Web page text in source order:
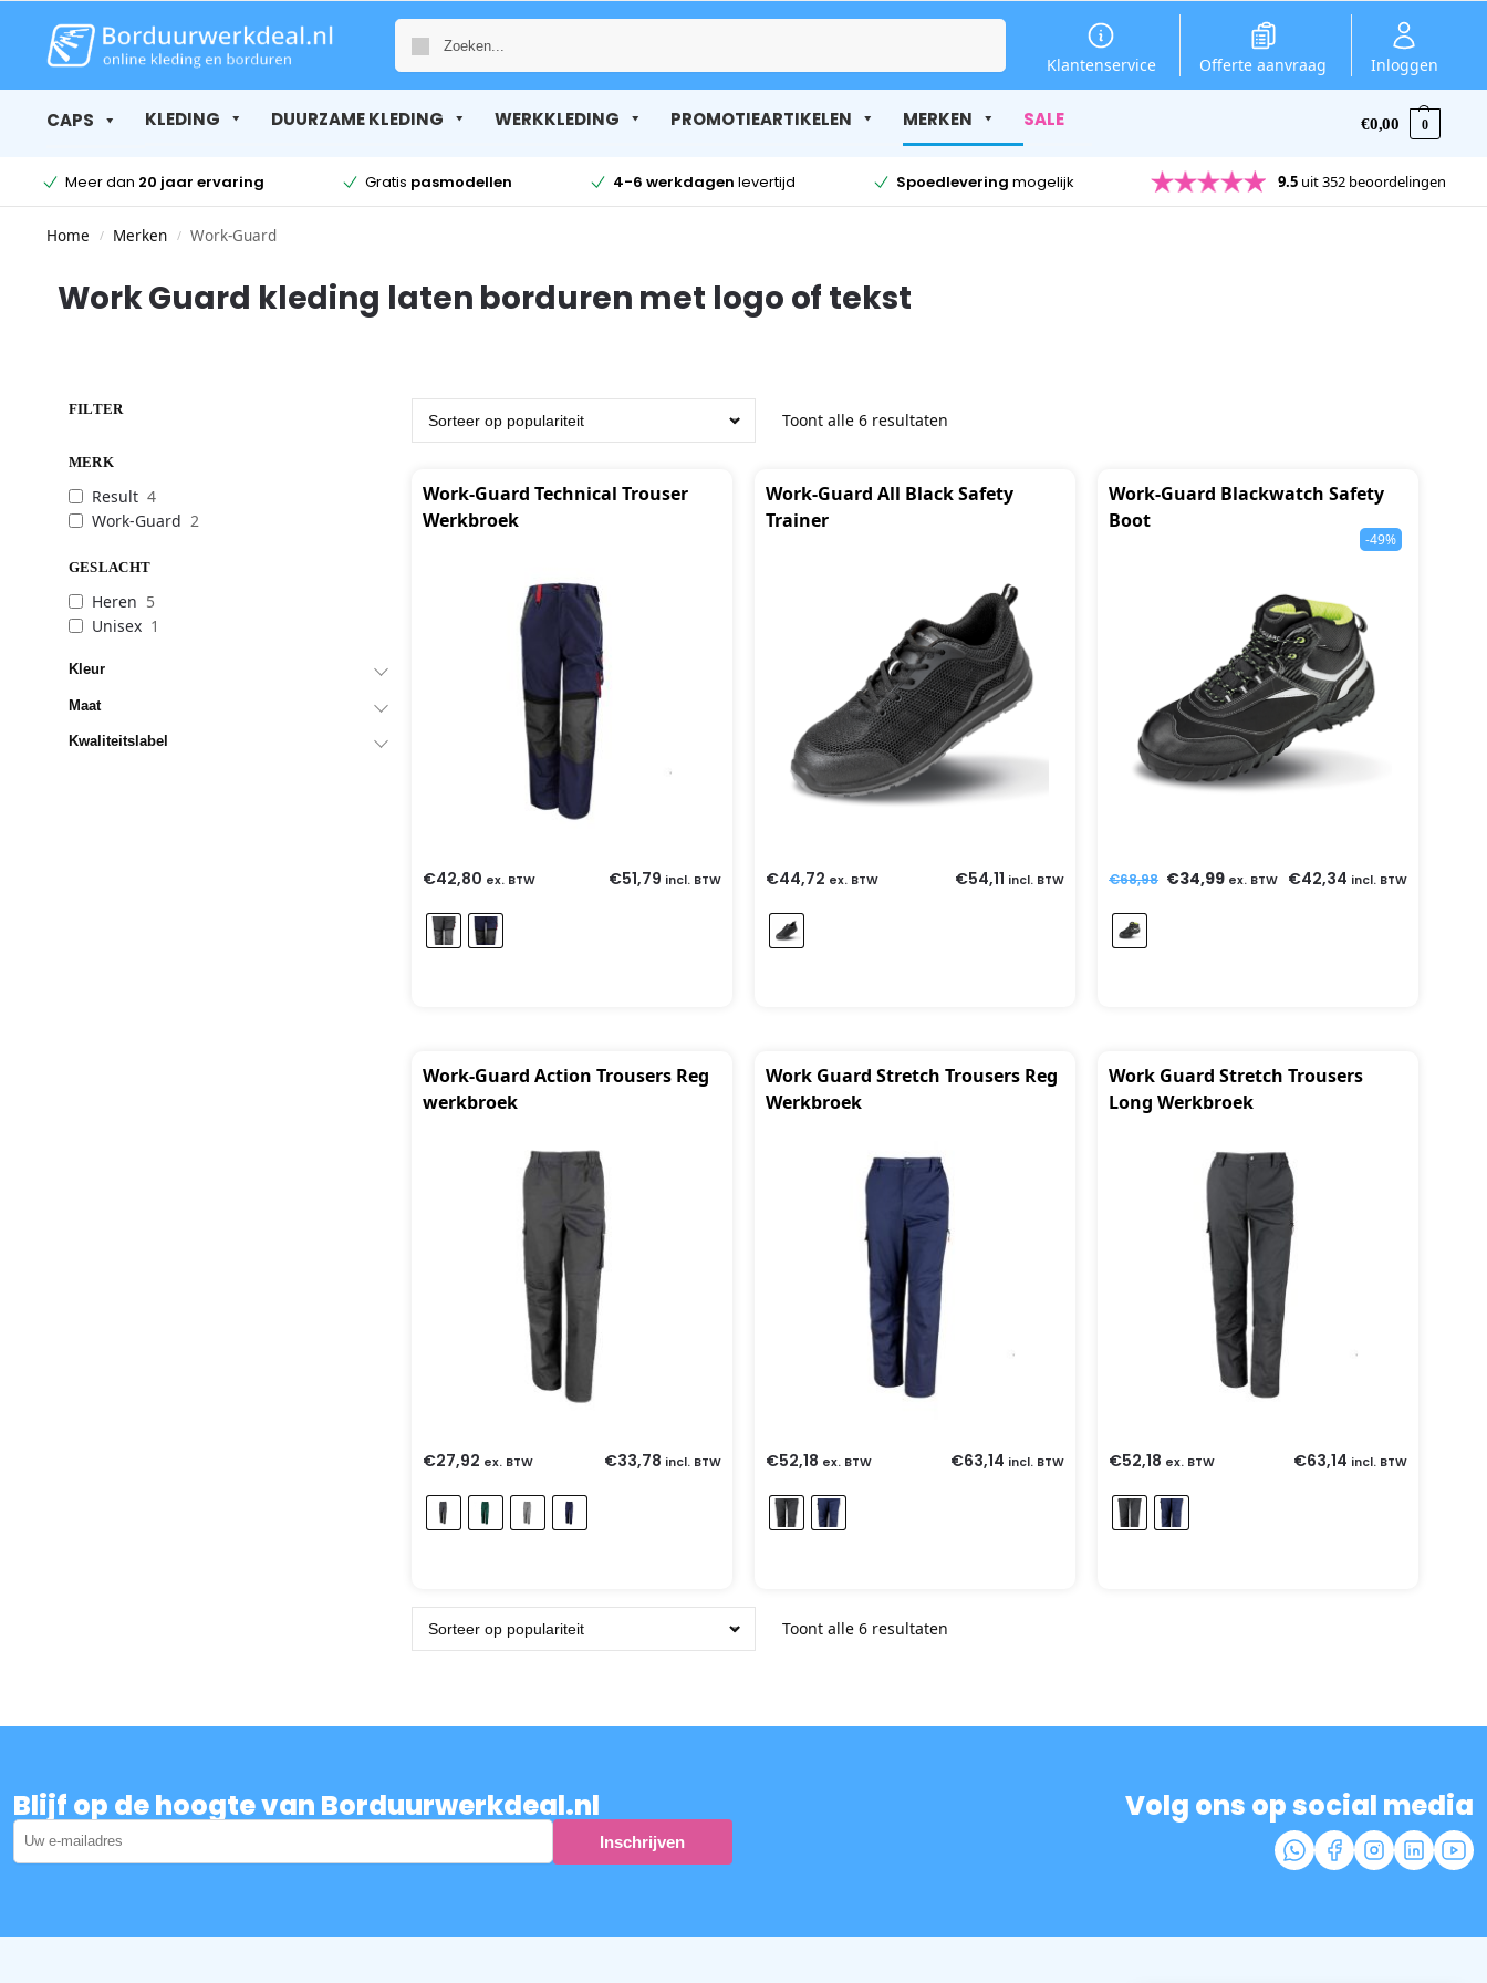
Klantenservice Offerte aanvraag Inloggen
CAPS KLEDING DUURZAME KLEDING WERKKLEDING PROMOTIEARTIKELEN MERKEN SALE €0,00 0
Meer dan 20 jaar ervaring Gratis pasmodellen 4-6 werkdagen levertijd Spoedlevering mogelijk 9.5 uit 352 beoordelingen
Home / Merken / Work-Guard
Work Guard kleding laten borduren met logo of tekst
FILTER
MERK
Result 4
Work-Guard 2
GESLACHT
Heren 5
Unisex 1
Kleur
Maat
Kwaliteitslabel
Toont alle 6 resultaten
Work-Guard Technical Trouser
Werkbroek
€42,80 ex. BTW €51,79 incl. BTW
Work-Guard All Black Safety
Trainer
€44,72 ex. BTW €54,11 incl. BTW
Work-Guard Blackwatch Safety
Boot
-49%
€68,98 €34,99 ex. BTW €42,34 incl. BTW
Work-Guard Action Trousers Reg
werkbroek
€27,92 ex. BTW €33,78 incl. BTW
Work Guard Stretch Trousers Reg
Werkbroek
€52,18 ex. BTW €63,14 incl. BTW
Work Guard Stretch Trousers
Long Werkbroek
€52,18 ex. BTW €63,14 incl. BTW
Toont alle 6 resultaten
Blijf op de hoogte van Borduurwerkdeal.nl Volg ons op social media